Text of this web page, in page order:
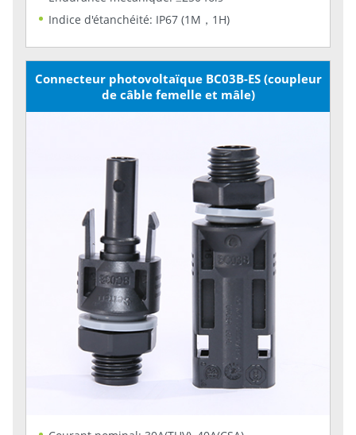
Indice d'étanchéité: IP67 (1M，1H)
Connecteur photovoltaïque BC03B-ES (coupleur
de câble femelle et mâle)